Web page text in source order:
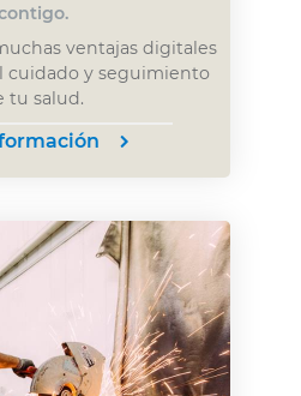
ventajas digitales
cuidado y seguimiento
tu salud.